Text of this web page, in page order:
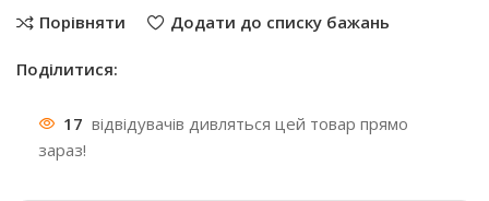
Порівняти Додати до списку бажань
Поділитися:
17 відвідувачів дивляться цей товар прямо
зараз!